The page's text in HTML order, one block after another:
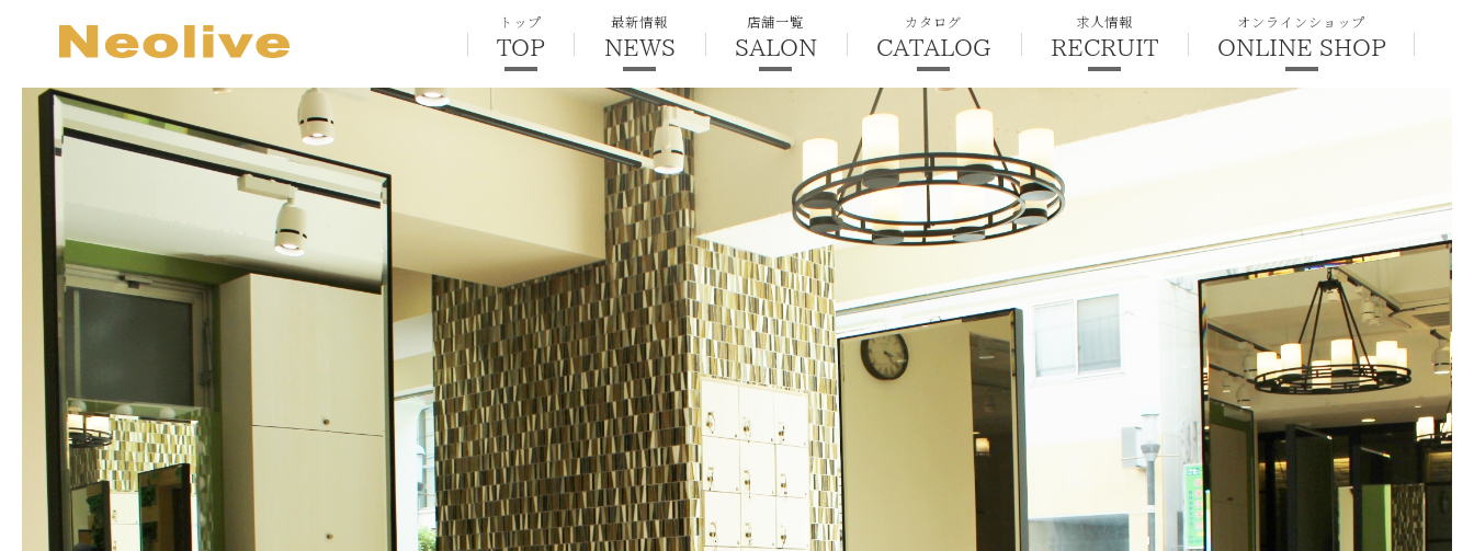
トップ
TOP
最新情報
NEWS
店舗一覧
SALON
カタログ
CATALOG
求人情報
RECRUIT
オンラインショップ
ONLINE SHOP